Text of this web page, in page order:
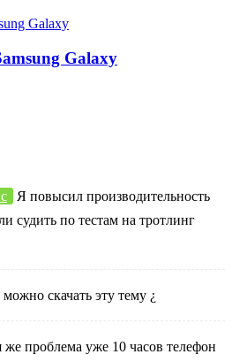
Galaxy
Я повысил производительность
судить по тестам на тротлинг
скачать эту тему ¿
же проблема уже 10 часов телефон